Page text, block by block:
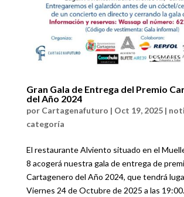
Gran Gala de Entrega del Premio
del Año 2024
por Cartagenafuturo | Oct 19, 2025|
categoría
El restaurante Alviento situado en el
8 acogerá nuestra gala de entrega de
Cartagenero del Año 2024, que tendrá
Viernes 24 de Octubre de 2025 a las